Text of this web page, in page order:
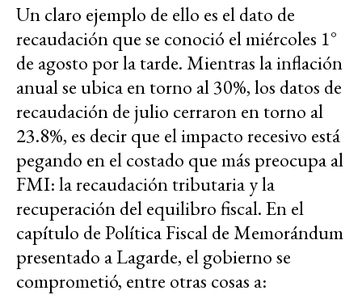
Un claro ejemplo de ello es el dato de
recaudación que se conoció el miércoles 1°
de agosto por la tarde. Mientras la inflación
anual se ubica en torno al 30%, los datos de
recaudación de julio cerraron en torno al
23.8%, es decir que el impacto recesivo está
pegando en el costado que más preocupa al
FMI: la recaudación tributaria y la
recuperación del equilibro fiscal. En el
capítulo de Política Fiscal de Memorándum
presentado a Lagarde, el gobierno se
comprometió, entre otras cosas a: